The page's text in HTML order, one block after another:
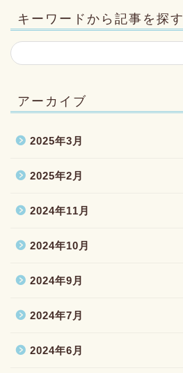
キーワードから記事を探す
アーカイブ
2025年3月
2025年2月
2024年11月
2024年10月
2024年9月
2024年7月
2024年6月